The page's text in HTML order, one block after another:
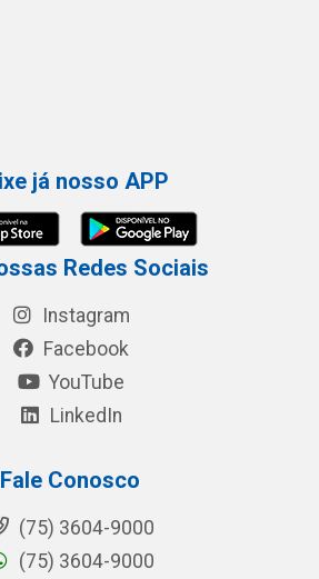
já nosso APP
Redes Sociais
Instagram
Facebook
YouTube
LinkedIn
Fale Conosco
(75) 3604-9000
(75) 3604-9000